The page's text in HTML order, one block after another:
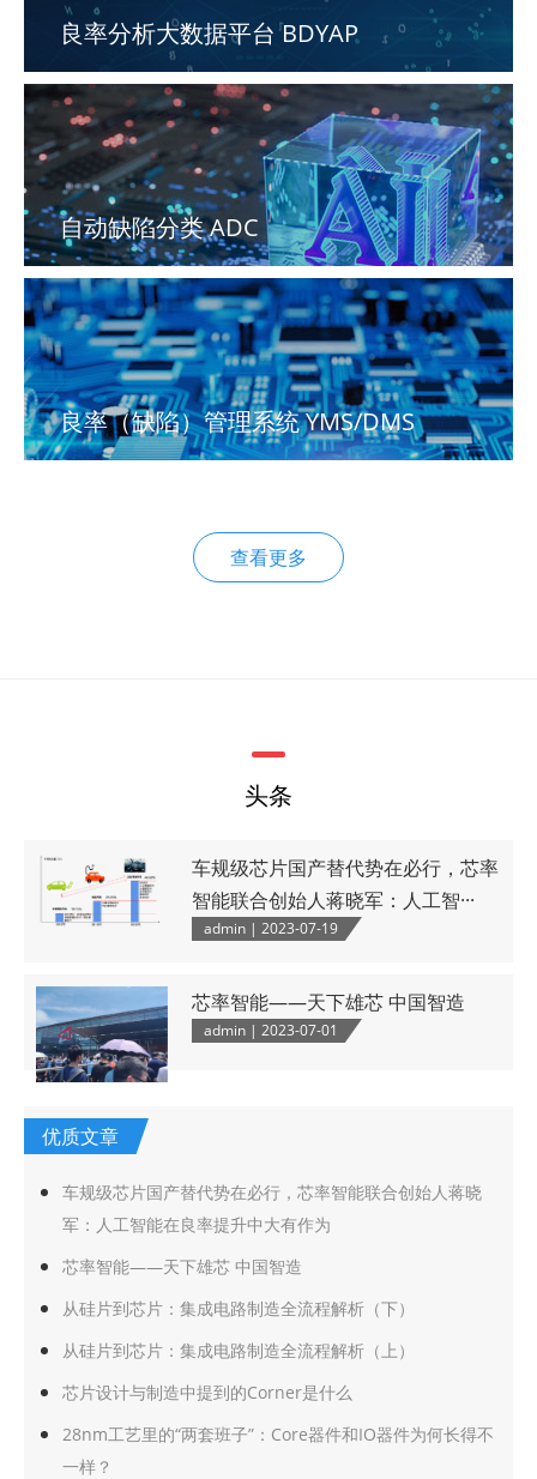
良率分析大数据平台 BDYAP
自动缺陷分类 ADC
良率（缺陷）管理系统 YMS/DMS
查看更多
头条
车规级芯片国产替代势在必行，芯率
智能联合创始人蒋晓军：人工智···
admin | 2023-07-19
芯率智能——天下雄芯 中国智造
admin | 2023-07-01
优质文章
车规级芯片国产替代势在必行，芯率智能联合创始人蒋晓
军：人工智能在良率提升中大有作为
芯率智能——天下雄芯 中国智造
从硅片到芯片：集成电路制造全流程解析（下）
从硅片到芯片：集成电路制造全流程解析（上）
芯片设计与制造中提到的Corner是什么
28nm工艺里的“两套班子”：Core器件和IO器件为何长得不
一样？